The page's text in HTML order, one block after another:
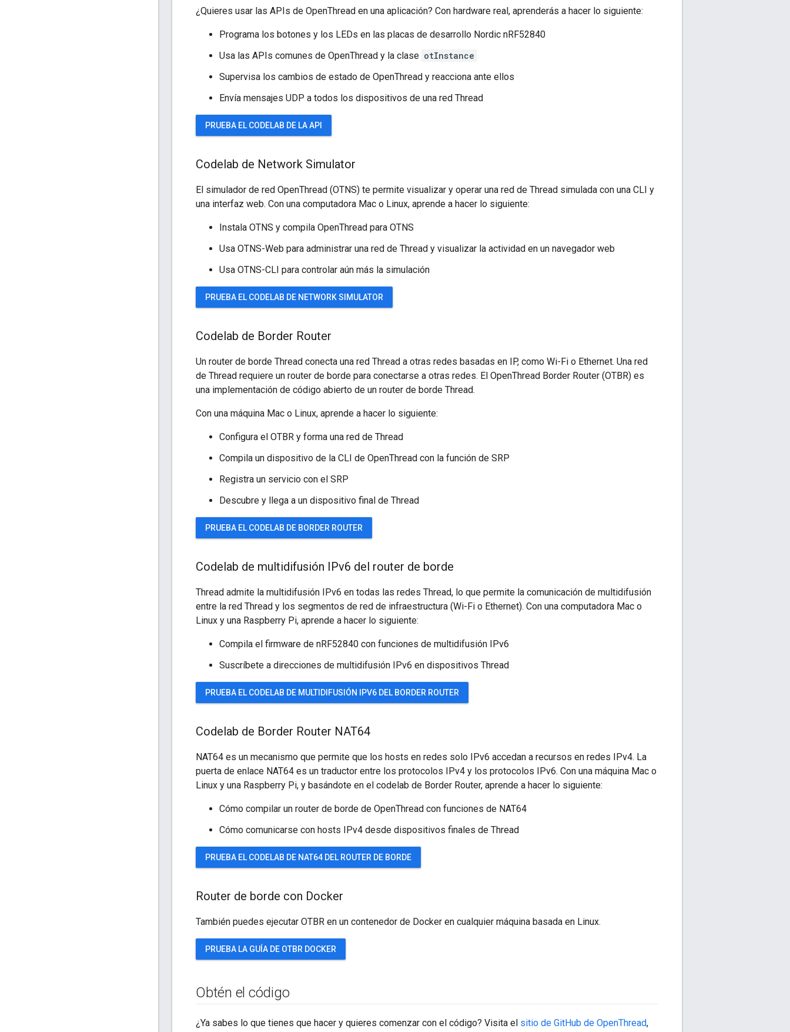
¿Quieres usar las APIs de OpenThread en una aplicación? Con hardware real, aprenderás a hacer lo siguiente:
Programa los botones y los LEDs en las placas de desarrollo Nordic nRF52840
Usa las APIs comunes de OpenThread y la clase otInstance
Supervisa los cambios de estado de OpenThread y reacciona ante ellos
Envía mensajes UDP a todos los dispositivos de una red Thread
PRUEBA EL CODELAB DE LA API
Codelab de Network Simulator
El simulador de red OpenThread (OTNS) te permite visualizar y operar una red de Thread simulada con una CLI y
una interfaz web. Con una computadora Mac o Linux, aprende a hacer lo siguiente:
Instala OTNS y compila OpenThread para OTNS
Usa OTNS-Web para administrar una red de Thread y visualizar la actividad en un navegador web
Usa OTNS-CLI para controlar aún más la simulación
PRUEBA EL CODELAB DE NETWORK SIMULATOR
Codelab de Border Router
Un router de borde Thread conecta una red Thread a otras redes basadas en IP, como Wi-Fi o Ethernet. Una red
de Thread requiere un router de borde para conectarse a otras redes. El OpenThread Border Router (OTBR) es
una implementación de código abierto de un router de borde Thread.
Con una máquina Mac o Linux, aprende a hacer lo siguiente:
Configura el OTBR y forma una red de Thread
Compila un dispositivo de la CLI de OpenThread con la función de SRP
Registra un servicio con el SRP
Descubre y llega a un dispositivo final de Thread
PRUEBA EL CODELAB DE BORDER ROUTER
Codelab de multidifusión IPv6 del router de borde
Thread admite la multidifusión IPv6 en todas las redes Thread, lo que permite la comunicación de multidifusión
entre la red Thread y los segmentos de red de infraestructura (Wi-Fi o Ethernet). Con una computadora Mac o
Linux y una Raspberry Pi, aprende a hacer lo siguiente:
Compila el firmware de nRF52840 con funciones de multidifusión IPv6
Suscríbete a direcciones de multidifusión IPv6 en dispositivos Thread
PRUEBA EL CODELAB DE MULTIDIFUSIÓN IPV6 DEL BORDER ROUTER
Codelab de Border Router NAT64
NAT64 es un mecanismo que permite que los hosts en redes solo IPv6 accedan a recursos en redes IPv4. La
puerta de enlace NAT64 es un traductor entre los protocolos IPv4 y los protocolos IPv6. Con una máquina Mac o
Linux y una Raspberry Pi, y basándote en el codelab de Border Router, aprende a hacer lo siguiente:
Cómo compilar un router de borde de OpenThread con funciones de NAT64
Cómo comunicarse con hosts IPv4 desde dispositivos finales de Thread
PRUEBA EL CODELAB DE NAT64 DEL ROUTER DE BORDE
Router de borde con Docker
También puedes ejecutar OTBR en un contenedor de Docker en cualquier máquina basada en Linux.
PRUEBA LA GUÍA DE OTBR DOCKER
Obtén el código
¿Ya sabes lo que tienes que hacer y quieres comenzar con el código? Visita el sitio de GitHub de OpenThread,